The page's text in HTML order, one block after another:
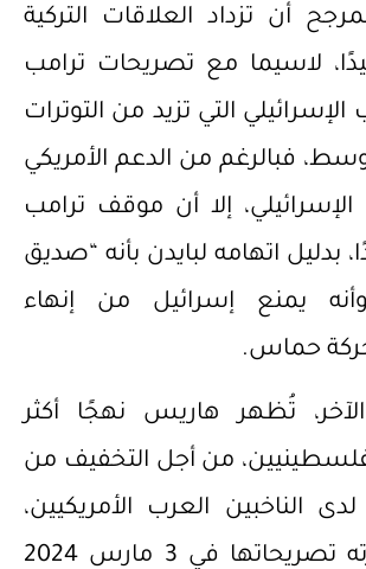
أن تزداد العلاقات التركية
لاسيما مع تصريحات ترامب
الإسرائيلي التي تزيد من التوترات
فبالرغم من الدعم الأمريكي
الإسرائيلي، إلا أن موقف ترامب
بدليل اتهامه لبايدن بأنه “صديق
يمنع إسرائيل من إنهاء
حماس.
تُظهر هاريس نهجًا أكثر
من أجل التخفيف من
الناخبين العرب الأمريكيين،
وهو ما أظهرته تصريحاتها في 3 مارس 2024